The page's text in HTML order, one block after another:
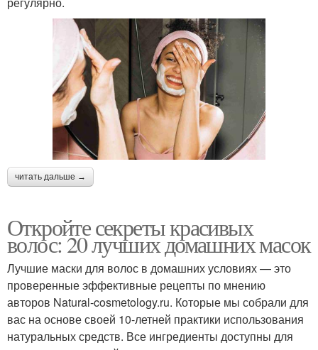
читать дальше →
Откройте секреты красивых
волос: 20 лучших домашних масок
Лучшие маски для волос в домашних условиях — это
проверенные эффективные рецепты по мнению
авторов Natural-cosmetology.ru. Которые мы собрали для
вас на основе своей 10-летней практики использования
натуральных средств. Все ингредиенты доступны для